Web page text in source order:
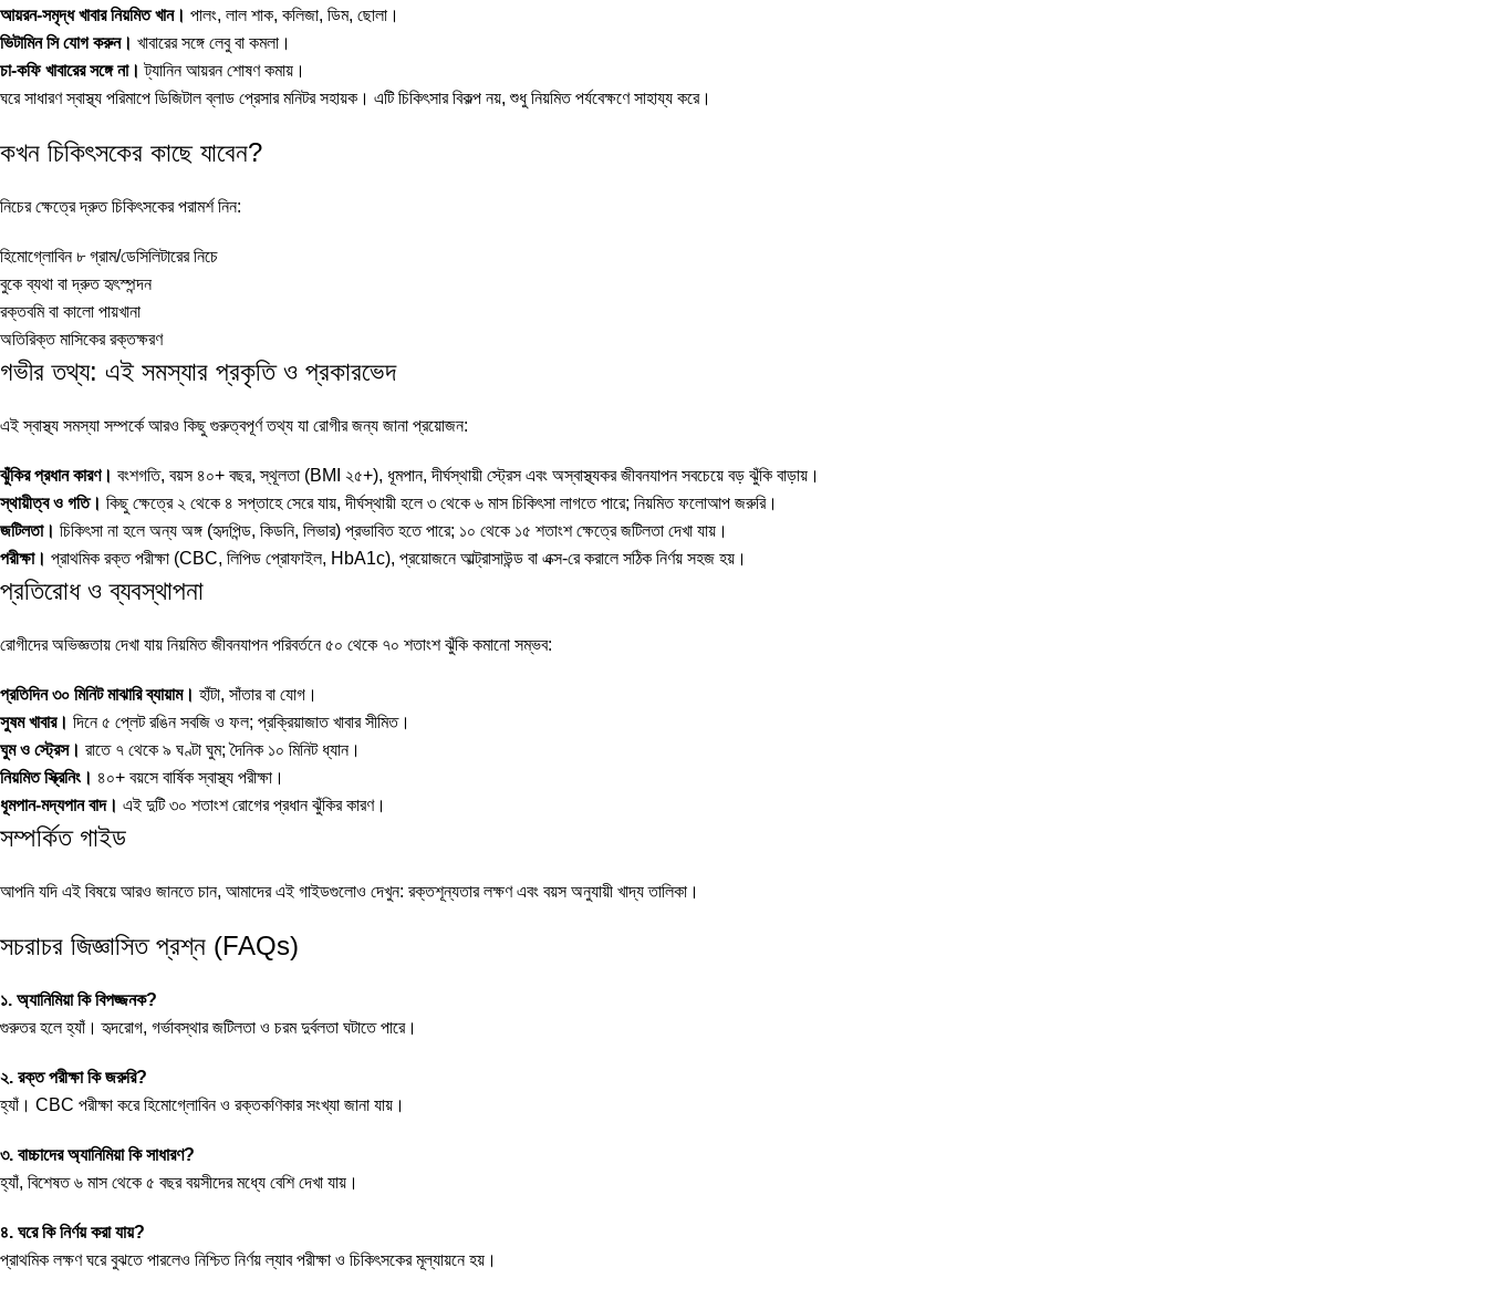
আয়রন-সমৃদ্ধ খাবার নিয়মিত খান। পালং, লাল শাক, কলিজা, ডিম, ছোলা।
ভিটামিন সি যোগ করুন। খাবারের সঙ্গে লেবু বা কমলা।
চা-কফি খাবারের সঙ্গে না। ট্যানিন আয়রন শোষণ কমায়।
ঘরে সাধারণ স্বাস্থ্য পরিমাপে ডিজিটাল ব্লাড প্রেসার মনিটরসহায়ক। এটি চিকিৎসার বিকল্প নয়, শুধু নিয়মিত পর্যবেক্ষণে সাহায্য করে।
কখন চিকিৎসকের কাছে যাবেন?
নিচের ক্ষেত্রে দ্রুত চিকিৎসকের পরামর্শ নিন:
হিমোগ্লোবিন ৮ গ্রাম/ডেসিলিটারের নিচে
বুকে ব্যথা বা দ্রুত হৃৎস্পন্দন
রক্তবমি বা কালো পায়খানা
অতিরিক্ত মাসিকের রক্তক্ষরণ
গভীর তথ্য: এই সমস্যার প্রকৃতি ও প্রকারভেদ
এই স্বাস্থ্য সমস্যা সম্পর্কে আরও কিছু গুরুত্বপূর্ণ তথ্য যা রোগীর জন্য জানা প্রয়োজন:
ঝুঁকির প্রধান কারণ। বংশগতি, বয়স ৪০+ বছর, স্থূলতা (BMI ২৫+), ধূমপান, দীর্ঘস্থায়ী স্ট্রেস এবং অস্বাস্থ্যকর জীবনযাপন সবচেয়ে বড় ঝুঁকি বাড়ায়।
স্থায়ীত্ব ও গতি। কিছু ক্ষেত্রে ২ থেকে ৪ সপ্তাহে সেরে যায়, দীর্ঘস্থায়ী হলে ৩ থেকে ৬ মাস চিকিৎসা লাগতে পারে; নিয়মিত ফলোআপ জরুরি।
জটিলতা। চিকিৎসা না হলে অন্য অঙ্গ (হৃদপিন্ড, কিডনি, লিভার) প্রভাবিত হতে পারে; ১০ থেকে ১৫ শতাংশ ক্ষেত্রে জটিলতা দেখা যায়।
পরীক্ষা। প্রাথমিক রক্ত পরীক্ষা (CBC, লিপিড প্রোফাইল, HbA1c), প্রয়োজনে আল্ট্রাসাউন্ড বা এক্স-রে করালে সঠিক নির্ণয় সহজ হয়।
প্রতিরোধ ও ব্যবস্থাপনা
রোগীদের অভিজ্ঞতায় দেখা যায় নিয়মিত জীবনযাপন পরিবর্তনে ৫০ থেকে ৭০ শতাংশ ঝুঁকি কমানো সম্ভব:
প্রতিদিন ৩০ মিনিট মাঝারি ব্যায়াম। হাঁটা, সাঁতার বা যোগ।
সুষম খাবার। দিনে ৫ প্লেট রঙিন সবজি ও ফল; প্রক্রিয়াজাত খাবার সীমিত।
ঘুম ও স্ট্রেস। রাতে ৭ থেকে ৯ ঘণ্টা ঘুম; দৈনিক ১০ মিনিট ধ্যান।
নিয়মিত স্ক্রিনিং। ৪০+ বয়সে বার্ষিক স্বাস্থ্য পরীক্ষা।
ধূমপান-মদ্যপান বাদ। এই দুটি ৩০ শতাংশ রোগের প্রধান ঝুঁকির কারণ।
সম্পর্কিত গাইড
আপনি যদি এই বিষয়ে আরও জানতে চান, আমাদের এই গাইডগুলোও দেখুন: রক্তশূন্যতার লক্ষণএবং বয়স অনুযায়ী খাদ্য তালিকা ।
সচরাচর জিজ্ঞাসিত প্রশ্ন (FAQs)
১. অ্যানিমিয়া কি বিপজ্জনক?
গুরুতর হলে হ্যাঁ। হৃদরোগ, গর্ভাবস্থার জটিলতা ও চরম দুর্বলতা ঘটাতে পারে।
২. রক্ত পরীক্ষা কি জরুরি?
হ্যাঁ। CBC পরীক্ষা করে হিমোগ্লোবিন ও রক্তকণিকার সংখ্যা জানা যায়।
৩. বাচ্চাদের অ্যানিমিয়া কি সাধারণ?
হ্যাঁ, বিশেষত ৬ মাস থেকে ৫ বছর বয়সীদের মধ্যে বেশি দেখা যায়।
৪. ঘরে কি নির্ণয় করা যায়?
প্রাথমিক লক্ষণ ঘরে বুঝতে পারলেও নিশ্চিত নির্ণয় ল্যাব পরীক্ষা ও চিকিৎসকের মূল্যায়নে হয়।